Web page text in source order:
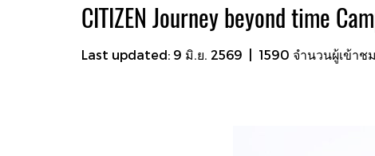
CITIZEN Journey beyond time
Last updated: 9 มิ.ย. 2569 1590 จำนวนผู้เข้าชม